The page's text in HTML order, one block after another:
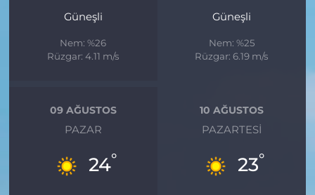
Güneşli
Nem: %26
Rüzgar: 4.11 m/s
Güneşli
Nem: %25
Rüzgar: 6.19 m/s
09 AĞUSTOS
PAZAR
24°
10 AĞUSTOS
PAZARTESI
23°